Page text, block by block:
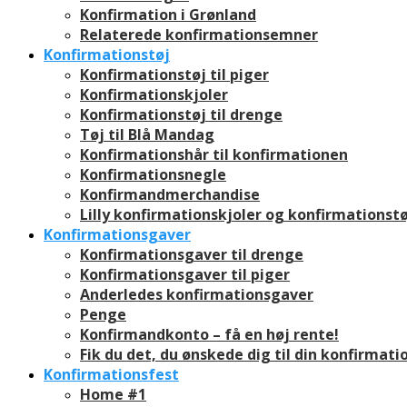
Konfirmation i Grønland
Relaterede konfirmationsemner
Konfirmationstøj
Konfirmationstøj til piger
Konfirmationskjoler
Konfirmationstøj til drenge
Tøj til Blå Mandag
Konfirmationshår til konfirmationen
Konfirmationsnegle
Konfirmandmerchandise
Lilly konfirmationskjoler og
Konfirmationsgaver
Konfirmationsgaver til drenge
Konfirmationsgaver til piger
Anderledes konfirmationsgaver
Penge
Konfirmandkonto – få en høj rente!
Fik du det, du ønskede dig til din
Konfirmationsfest
Home #1